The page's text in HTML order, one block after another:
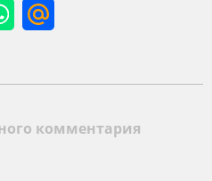
комментария